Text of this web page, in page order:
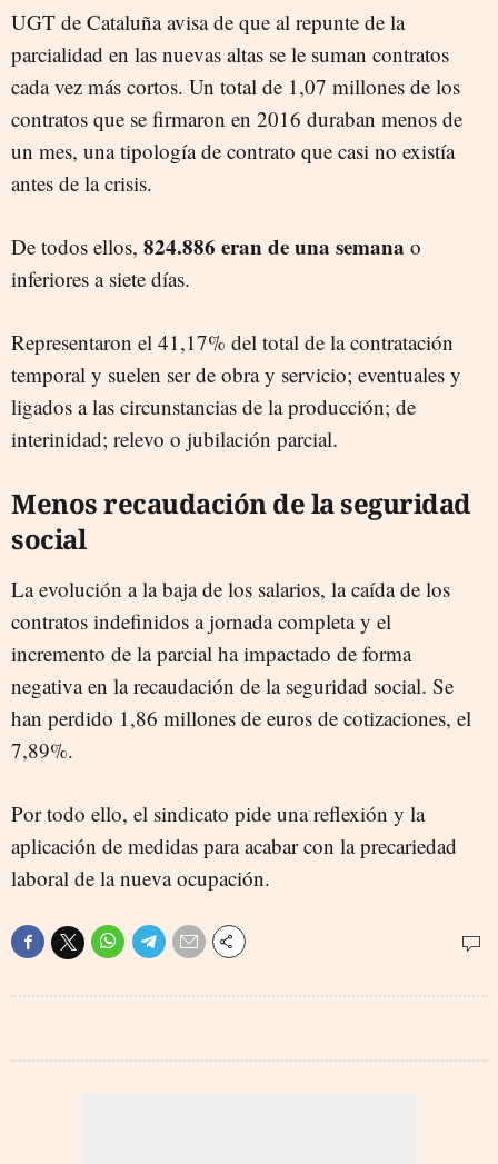
UGT de Cataluña avisa de que al repunte de la
parcialidad en las nuevas altas se le suman contratos
cada vez más cortos. Un total de 1,07 millones de los
contratos que se firmaron en 2016 duraban menos de
un mes, una tipología de contrato que casi no existía
antes de la crisis.
De todos ellos, 824.886 eran de una semana o
inferiores a siete días.
Representaron el 41,17% del total de la contratación
temporal y suelen ser de obra y servicio; eventuales y
ligados a las circunstancias de la producción; de
interinidad; relevo o jubilación parcial.
Menos recaudación de la seguridad
social
La evolución a la baja de los salarios, la caída de los
contratos indefinidos a jornada completa y el
incremento de la parcial ha impactado de forma
negativa en la recaudación de la seguridad social. Se
han perdido 1,86 millones de euros de cotizaciones, el
7,89%.
Por todo ello, el sindicato pide una reflexión y la
aplicación de medidas para acabar con la precariedad
laboral de la nueva ocupación.